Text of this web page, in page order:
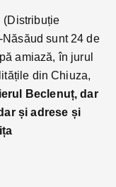
(Distribuție
sunt 24 de
amiază, în jurul
din Chiuza,
Beclenuț, dar
și adrese și